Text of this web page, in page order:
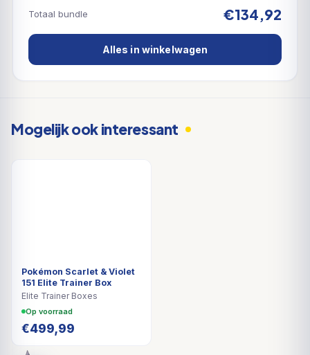
Totaal bundle €134,92
Alles in winkelwagen
Mogelijk ook interessant
Pokémon Scarlet & Violet
151 Elite Trainer Box
Elite Trainer Boxes
Op voorraad
€499,99